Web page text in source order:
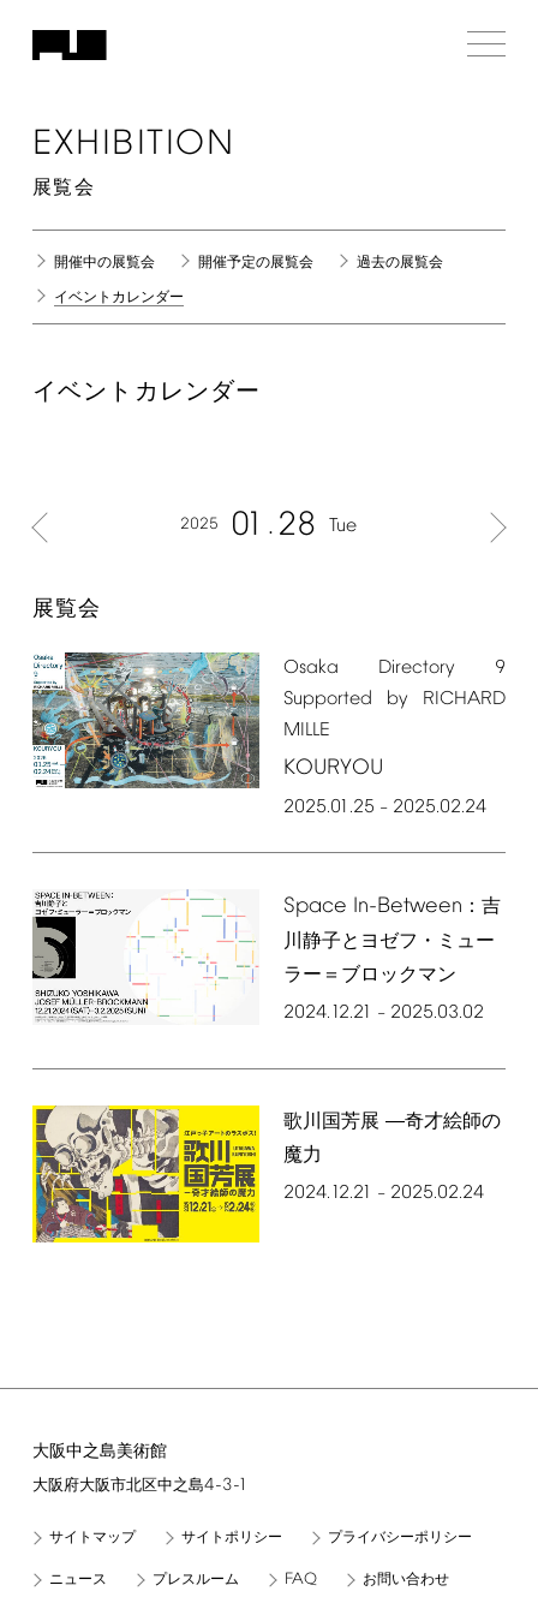
EXHIBITION
展覧会
開催中の展覧会 開催予定の展覧会 過去の展覧会
イベントカレンダー
イベントカレンダー
2025 01 28 Tue
展覧会
Osaka Directory
9
Supported
by
RICHARD
MILLE
KOURYOU
2025.01.25 – 2025.02.24
Space In-Between ：吉
川静子とヨゼフ・ミュー
ラー＝ブロックマン
2024.12.21 – 2025.03.02
歌川国芳展 ―奇才絵師の
魔力
2024.12.21 – 2025.02.24
大阪中之島美術館
大阪府大阪市北区中之島4-3-1
サイトマップ サイトポリシー プライバシーポリシー
ニュース プレスルーム FAQ お問い合わせ